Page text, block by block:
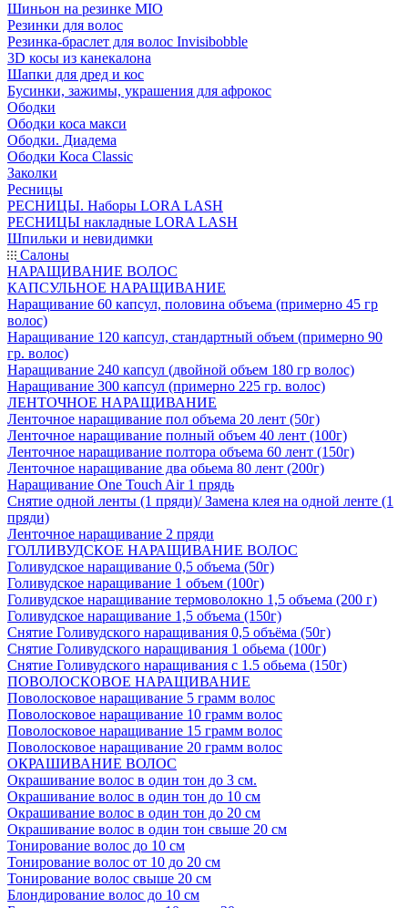
Шиньон на резинке MIO
Резинки для волос
Резинка-браслет для волос Invisibobble
3D косы из канекалона
Шапки для дред и кос
Бусинки, зажимы, украшения для афрокос
Ободки
Ободки коса макси
Ободки. Диадема
Ободки Коса Classic
Заколки
Ресницы
РЕСНИЦЫ. Наборы LORA LASH
РЕСНИЦЫ накладные LORA LASH
Шпильки и невидимки
Салоны
НАРАЩИВАНИЕ ВОЛОС
КАПСУЛЬНОЕ НАРАЩИВАНИЕ
Наращивание 60 капсул, половина объема (примерно 45 гр
волос)
Наращивание 120 капсул, стандартный объем (примерно 90
гр. волос)
Наращивание 240 капсул (двойной объем 180 гр волос)
Наращивание 300 капсул (примерно 225 гр. волос)
ЛЕНТОЧНОЕ НАРАЩИВАНИЕ
Ленточное наращивание пол объема 20 лент (50г)
Ленточное наращивание полный объем 40 лент (100г)
Ленточное наращивание полтора объема 60 лент (150г)
Ленточное наращивание два обьема 80 лент (200г)
Наращивание One Touch Air 1 прядь
Снятие одной ленты (1 пряди)/ Замена клея на одной ленте (1
пряди)
Ленточное наращивание 2 пряди
ГОЛЛИВУДСКОЕ НАРАЩИВАНИЕ ВОЛОС
Голивудское наращивание 0,5 объема (50г)
Голивудское наращивание 1 объем (100г)
Голивудское наращивание термоволокно 1,5 объема (200 г)
Голивудское наращивание 1,5 объема (150г)
Снятие Голивудского наращивания 0,5 объёма (50г)
Снятие Голивудского наращивания 1 обьема (100г)
Снятие Голивудского наращивания с 1.5 обьема (150г)
ПОВОЛОСКОВОЕ НАРАЩИВАНИЕ
Поволосковое наращивание 5 грамм волос
Поволосковое наращивание 10 грамм волос
Поволосковое наращивание 15 грамм волос
Поволосковое наращивание 20 грамм волос
ОКРАШИВАНИЕ ВОЛОС
Окрашивание волос в один тон до 3 см.
Окрашивание волос в один тон до 10 см
Окрашивание волос в один тон до 20 см
Окрашивание волос в один тон свыше 20 см
Тонирование волос до 10 см
Тонирование волос от 10 до 20 см
Тонирование волос свыше 20 см
Блондирование волос до 10 см